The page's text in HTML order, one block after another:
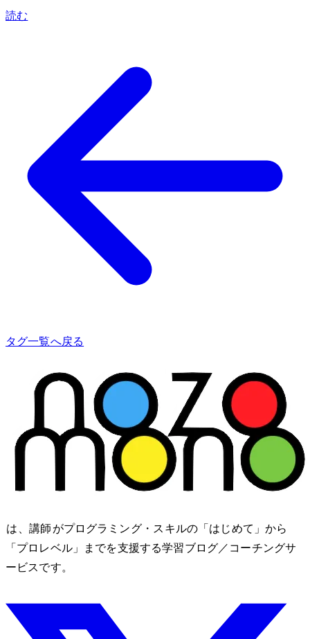
読む
タグ一覧へ戻る
nozomono は、講師 shibomb がプログラミング・IT スキルの「はじめて」から
「プロレベル」までを支援する学習ブログ／コーチングサ
ービスです。